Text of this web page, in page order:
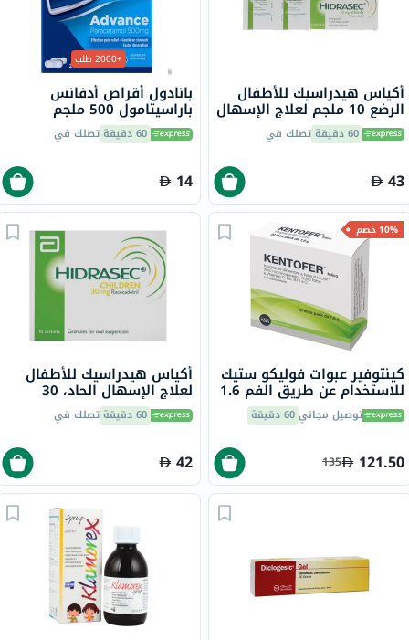
أكياس هيدراسيك للأطفال
الرضع 10 ملجم لعلاج الإسهال
الحاد، 16 كبسولة 60 دقيقة تصلك في
43
+2000 طلب
بانادول أقراص أدفانس
باراسيتامول 500 ملجم
قرص 60 دقيقة تصلك في
14
10% خصم
كينتوفير عبوات فوليكو ستيك
للاستخدام عن طريق الفم 1.6
جرام 20 قطعة توصيل مجاني60 دقيقة
121.50
135
أكياس هيدراسيك للأطفال
لعلاج الإسهال الحاد، 30
ملجم، 16 كيس 60 دقيقة تصلك في
42